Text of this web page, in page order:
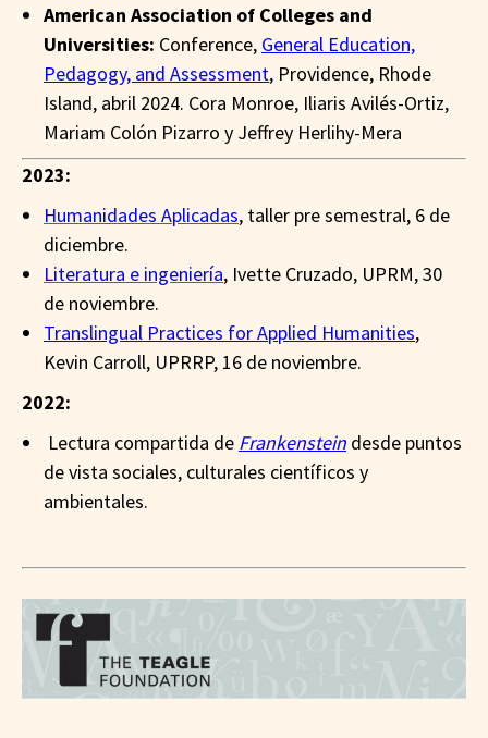
American Association of Colleges and
Universities: Conference, General Education,
Pedagogy, and Assessment, Providence, Rhode
Island, abril 2024. Cora Monroe, Iliaris Avilés-Ortiz,
Mariam Colón Pizarro y Jeffrey Herlihy-Mera
2023:
Humanidades Aplicadas, taller pre semestral, 6 de
diciembre.
Literatura e ingeniería, Ivette Cruzado, UPRM, 30
de noviembre.
Translingual Practices for Applied Humanities,
Kevin Carroll, UPRRP, 16 de noviembre.
2022:
Lectura compartida de Frankenstein desde puntos
de vista sociales, culturales científicos y
ambientales.